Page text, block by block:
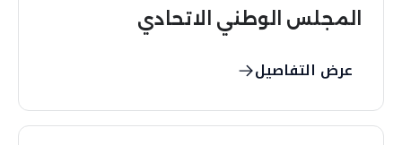
المجلس الوطني الاتحادي
عرض التفاصيل